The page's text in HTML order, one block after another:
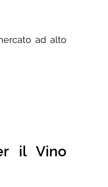
ad alto
il Vino